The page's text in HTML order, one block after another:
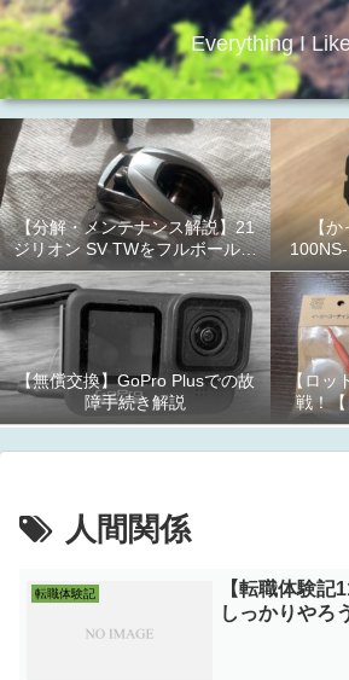
Everything I
【分解・メンテナンス解説】21
ジリオン SV TWをフルボールベ
アリング化！
【
【無償交換】GoPro Plusでの故
障手続き解説
【ロッ
戦！
人間関係
転職体験記
【転職体験記
しっかりやろ